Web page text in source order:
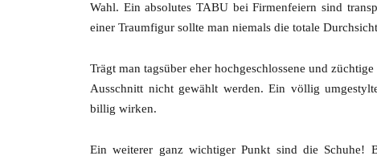
Wahl. Ein absolutes TABU bei Firmenfeiern sind
einer Traumfigur sollte man niemals die totale
Trägt man tagsüber eher hochgeschlossene und
Ausschnitt nicht gewählt werden. Ein völlig
billig wirken.
Ein weiterer ganz wichtiger Punkt sind die Schuhe!